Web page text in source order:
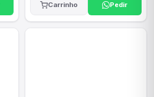
Carrinho Pedir